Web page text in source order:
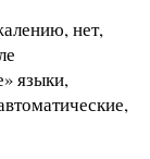
нет,
языки,